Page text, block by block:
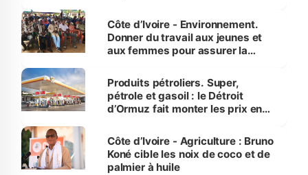
Côte d’Ivoire - Environnement.
Donner du travail aux jeunes et
aux femmes pour assurer la
menacées
Produits pétroliers. Super,
pétrole et gasoil : le Détroit
d’Ormuz fait monter les prix en
Côte d’Ivoire - Agriculture : Bruno
Koné cible les noix de coco et de
palmier à huile